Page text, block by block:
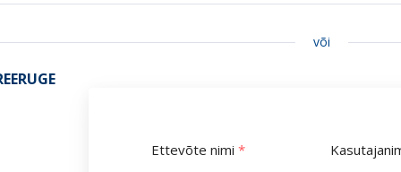
või
Ettevõte nimi *